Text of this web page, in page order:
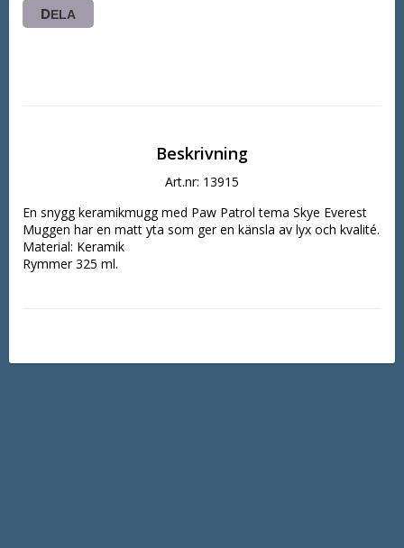
DELA
Beskrivning
Art.nr: 13915
En snygg keramikmugg med Paw Patrol tema Skye Everest
Muggen har en matt yta som ger en känsla av lyx och kvalité.
Material: Keramik
Rymmer 325 ml.